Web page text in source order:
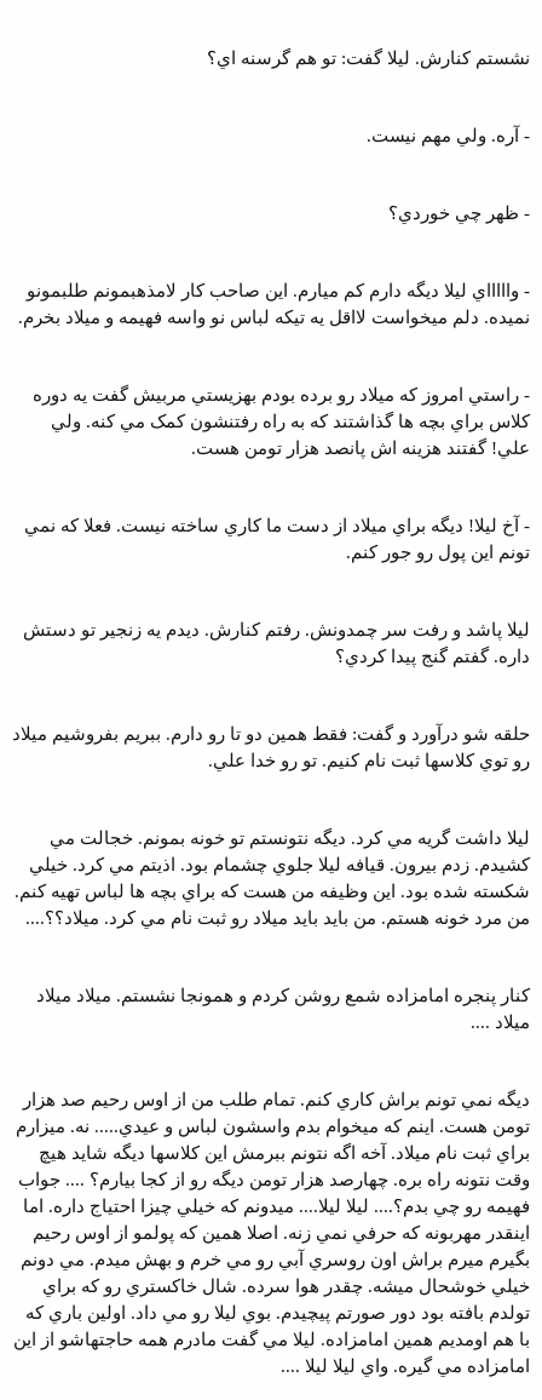
نشستم کنارش. ليلا گفت: تو هم گرسنه اي؟
- آره. ولي مهم نيست.
- ظهر چي خوردي؟
- واااااي ليلا ديگه دارم کم ميارم. اين صاحب کار لامذهبمونم طلبمونو
نميده. دلم ميخواست لااقل يه تيکه لباس نو واسه فهيمه و ميلاد بخرم.
- راستي امروز که ميلاد رو برده بودم بهزيستي مربيش گفت يه دوره
کلاس براي بچه ها گذاشتند که به راه رفتنشون کمک مي کنه. ولي
علي! گفتند هزينه اش پانصد هزار تومن هست.
- آخ ليلا! ديگه براي ميلاد از دست ما کاري ساخته نيست. فعلا که نمي
تونم اين پول رو جور کنم.
ليلا پاشد و رفت سر چمدونش. رفتم کنارش. ديدم يه زنجير تو دستش
داره. گفتم گنج پيدا کردي؟
حلقه شو درآورد و گفت: فقط همين دو تا رو دارم. ببريم بفروشيم ميلاد
رو توي کلاسها ثبت نام کنيم. تو رو خدا علي.
ليلا داشت گريه مي کرد. ديگه نتونستم تو خونه بمونم. خجالت مي
کشيدم. زدم بيرون. قيافه ليلا جلوي چشمام بود. اذيتم مي کرد. خيلي
شکسته شده بود. اين وظيفه من هست که براي بچه ها لباس تهيه کنم.
من مرد خونه هستم. من بايد بايد ميلاد رو ثبت نام مي کرد. ميلاد؟؟....
کنار پنجره امامزاده شمع روشن کردم و همونجا نشستم. ميلاد ميلاد
ميلاد ....
ديگه نمي تونم براش کاري کنم. تمام طلب من از اوس رحيم صد هزار
تومن هست. اينم که ميخوام بدم واسشون لباس و عيدي..... نه. ميزارم
براي ثبت نام ميلاد. آخه اگه نتونم ببرمش اين کلاسها ديگه شايد هيچ
وقت نتونه راه بره. چهارصد هزار تومن ديگه رو از کجا بيارم؟ .... جواب
فهيمه رو چي بدم؟.... ليلا ليلا.... ميدونم که خيلي چيزا احتياج داره. اما
اينقدر مهربونه که حرفي نمي زنه. اصلا همين که پولمو از اوس رحيم
بگيرم ميرم براش اون روسري آبي رو مي خرم و بهش ميدم. مي دونم
خيلي خوشحال ميشه. چقدر هوا سرده. شال خاکستري رو که براي
تولدم بافته بود دور صورتم پيچيدم. بوي ليلا رو مي داد. اولين باري که
با هم اومديم همين امامزاده. ليلا مي گفت مادرم همه حاجتهاشو از اين
امامزاده مي گيره. واي ليلا ليلا ....